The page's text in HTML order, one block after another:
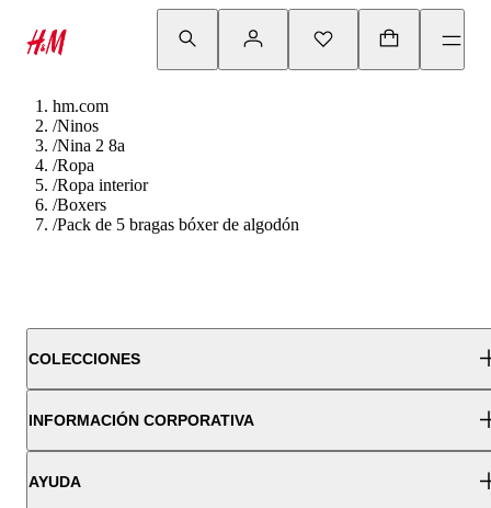
hm.com
/Ninos
/Nina 2 8a
/Ropa
/Ropa interior
/Boxers
/Pack de 5 bragas bóxer de algodón
COLECCIONES
INFORMACIÓN CORPORATIVA
AYUDA